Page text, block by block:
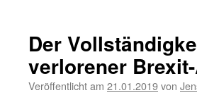
Der
verlorener
Veröffentlicht am 21.01.2019von